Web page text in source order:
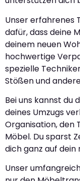
Unser erfahrenes
dafür, dass deine
deinem neuen
hochwertige
spezielle
Stößen und
Bei uns kannst du
deines Umzugs
Organisation, den
Möbel. Du sparst
dich ganz auf dein
Unser